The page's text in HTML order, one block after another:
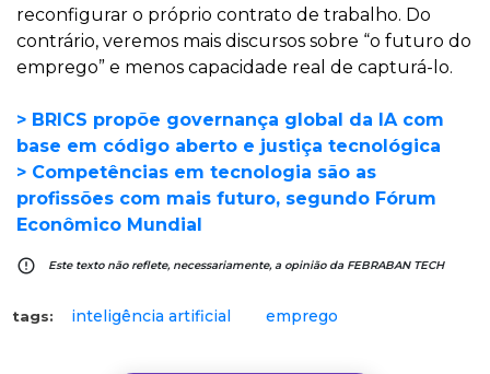
reconfigurar o próprio contrato de trabalho. Do
contrário, veremos mais discursos sobre “o futuro do
emprego” e menos capacidade real de capturá-lo.
> BRICS propõe governança global da IA com
base em código aberto e justiça tecnológica
> Competências em tecnologia são as
profissões com mais futuro, segundo Fórum
Econômico Mundial
error_outline Este texto não reflete, necessariamente, a opinião da FEBRABAN TECH
tags: inteligência artificial emprego